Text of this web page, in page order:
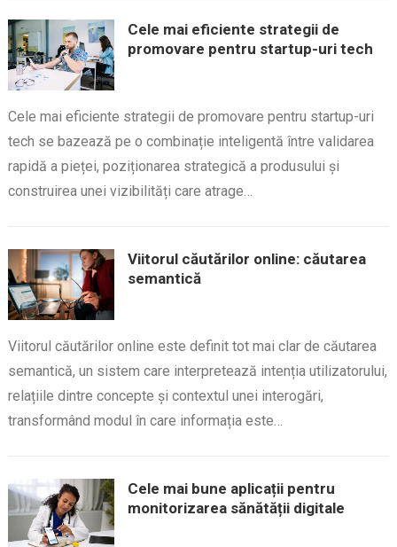
Cele mai eficiente strategii de
promovare pentru startup-uri tech
Cele mai eficiente strategii de promovare pentru startup-uri
tech se bazează pe o combinație inteligentă între validarea
rapidă a pieței, poziționarea strategică a produsului și
construirea unei vizibilități care atrage…
Viitorul căutărilor online: căutarea
semantică
Viitorul căutărilor online este definit tot mai clar de căutarea
semantică, un sistem care interpretează intenția utilizatorului,
relațiile dintre concepte și contextul unei interogări,
transformând modul în care informația este…
Cele mai bune aplicații pentru
monitorizarea sănătății digitale